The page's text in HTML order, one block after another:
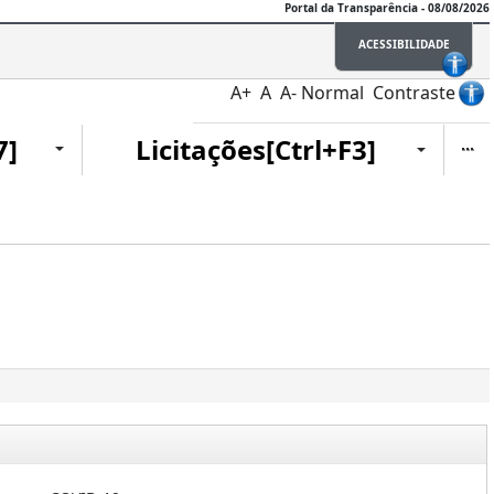
Portal da Transparência - 08/08/2026
ACESSIBILIDADE
A+ A A- Normal Contraste
Licitações[Ctrl+F3]